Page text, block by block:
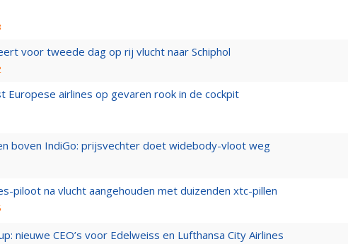
voor tweede dag op rij vlucht naar Schiphol
Europese airlines op gevaren rook in de cockpit
boven IndiGo: prijsvechter doet widebody-vloot weg
piloot na vlucht aangehouden met duizenden xtc-pillen
nieuwe CEO’s voor Edelweiss en Lufthansa City Airlines